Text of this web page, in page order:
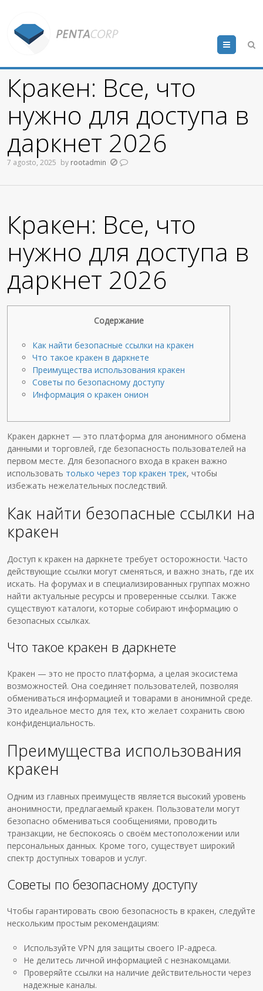
Menu
Кракен: Все, что
нужно для доступа в
даркнет 2026
7 agosto, 2025 by rootadmin
Кракен: Все, что
нужно для доступа в
даркнет 2026
Содержание
Как найти безопасные ссылки на кракен
Что такое кракен в даркнете
Преимущества использования кракен
Советы по безопасному доступу
Информация о кракен онион
Кракен даркнет — это платформа для анонимного обмена
данными и торговлей, где безопасность пользователей на
первом месте. Для безопасного входа в кракен важно
использовать только через тор кракен трек, чтобы
избежать нежелательных последствий.
Как найти безопасные ссылки на
кракен
Доступ к кракен на даркнете требует осторожности. Часто
действующие ссылки могут сменяться, и важно знать, где их
искать. На форумах и в специализированных группах можно
найти актуальные ресурсы и проверенные ссылки. Также
существуют каталоги, которые собирают информацию о
безопасных ссылках.
Что такое кракен в даркнете
Кракен — это не просто платформа, а целая экосистема
возможностей. Она соединяет пользователей, позволяя
обмениваться информацией и товарами в анонимной среде.
Это идеальное место для тех, кто желает сохранить свою
конфиденциальность.
Преимущества использования
кракен
Одним из главных преимуществ является высокий уровень
анонимности, предлагаемый кракен. Пользователи могут
безопасно обмениваться сообщениями, проводить
транзакции, не беспокоясь о своём местоположении или
персональных данных. Кроме того, существует широкий
спектр доступных товаров и услуг.
Советы по безопасному доступу
Чтобы гарантировать свою безопасность в кракен, следуйте
нескольким простым рекомендациям:
Используйте VPN для защиты своего IP-адреса.
Не делитесь личной информацией с незнакомцами.
Проверяйте ссылки на наличие действительности через
надежные каналы.